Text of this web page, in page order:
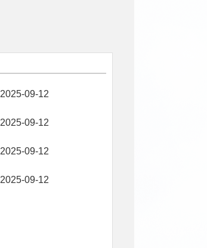
2025-09-12
2025-09-12
2025-09-12
2025-09-12